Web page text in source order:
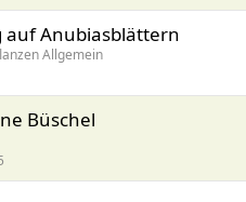
Anubiasblättern
Allgemein
Büschel